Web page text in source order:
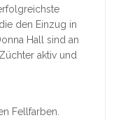
den Einzug in
Hall sind an
aktiv und
Fellfarben.